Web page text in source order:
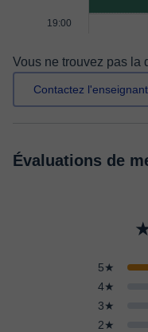
19:00
Vous ne trouvez pas la
Contactez l'enseignant
Évaluations de
5★
4★
3★
2★